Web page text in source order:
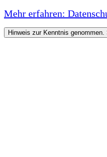
Mehr erfahren:
Hinweis zur Kenntnis genommen.